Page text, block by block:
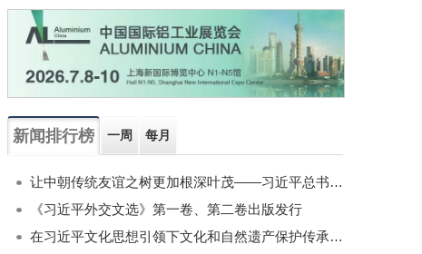
新闻排行榜 一周 每月
让中朝传统友谊之树更加根深叶茂——习近平总书记对朝鲜进行国事访问纪实
《习近平外交文选》第一卷、第二卷出版发行
在习近平文化思想引领下文化和自然遗产保护传承利用工作开创新局面